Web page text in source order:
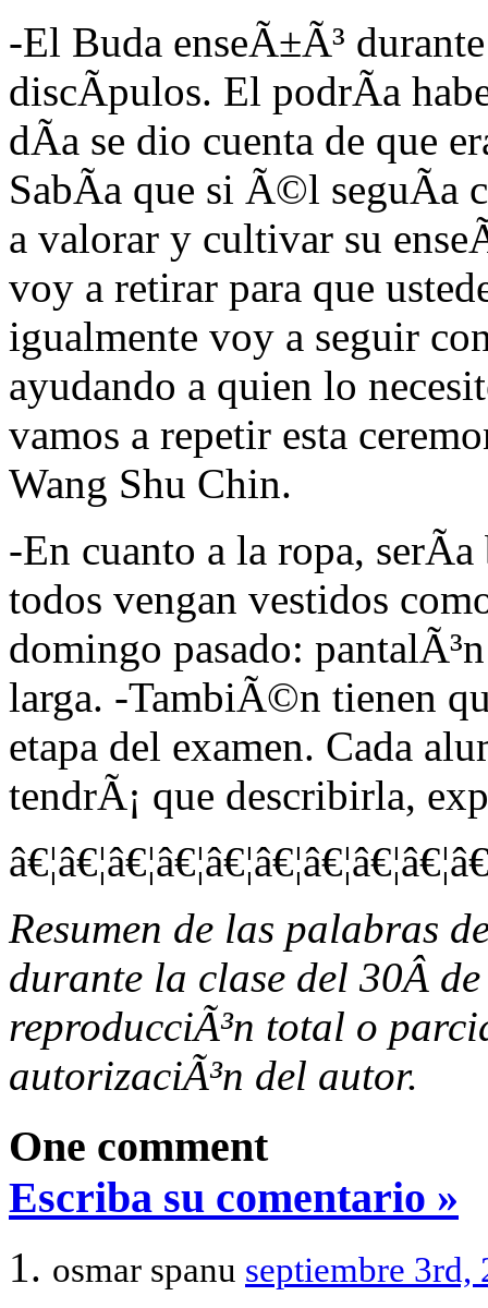
-El Buda enseÃ±Ã³
discÃ­pulos. El podrÃ­a
dÃ­a se dio cuenta de que
SabÃ­a que si Ã©l seguÃ­a
a valorar y cultivar su
voy a retirar para que
igualmente voy a seguir
ayudando a quien lo
vamos a repetir esta
Wang Shu Chin.
-En cuanto a la ropa,
todos vengan vestidos
domingo pasado:
larga. -TambiÃ©n tienen
etapa del examen. Cada
tendrÃ¡ que describirla,
Resumen de las palabras
durante la clase del 30Â
reproducciÃ³n total o
autorizaciÃ³n del autor.
One comment
Escriba su comentario »
osmar spanu septiembre 3rd,